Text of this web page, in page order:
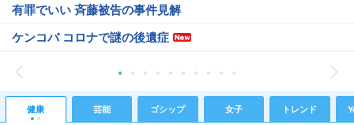
有罪でいい 斉藤被告の事件見解
ケンコバ コロナで謎の後遺症
健康 芸能 ゴシップ 女子 トレンド